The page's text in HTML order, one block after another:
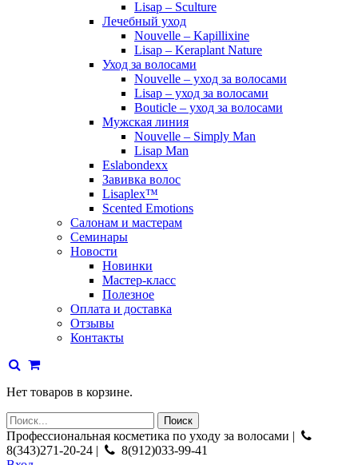
Lisap – Sculture
Лечебный уход
Nouvelle – Kapillixine
Lisap – Keraplant Nature
Уход за волосами
Nouvelle – уход за волосами
Lisap – уход за волосами
Bouticle – уход за волосами
Мужская линия
Nouvelle – Simply Man
Lisap Man
Eslabondexx
Завивка волос
Lisaplex™
Scented Emotions
Салонам и мастерам
Семинары
Новости
Новинки
Мастер-класс
Полезное
Оплата и доставка
Отзывы
Контакты
Нет товаров в корзине.
Профессиональная косметика по уходу за волосами |
8(343)271-20-24 |
8(912)033-99-41